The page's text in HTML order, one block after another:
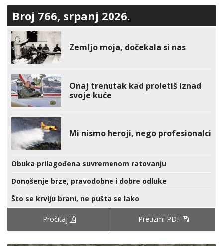
Broj 766, srpanj 2026.
Zemljo moja, dočekala si nas
Onaj trenutak kad proletiš iznad
svoje kuće
Mi nismo heroji, nego profesionalci
Obuka prilagođena suvremenom ratovanju
Donošenje brze, pravodobne i dobre odluke
Što se krvlju brani, ne pušta se lako
Pročitaj Preuzmi PDF